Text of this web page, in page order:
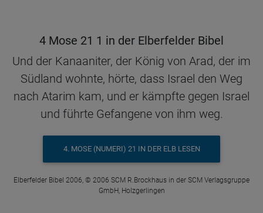
4 Mose 21 1 in der Elberfelder Bibel
Und der Kanaaniter, der König von Arad, der im
Südland wohnte, hörte, dass Israel den Weg
nach Atarim kam, und er kämpfte gegen Israel
und führte Gefangene von ihm weg.
4. MOSE (NUMERI) 21 IN DER ELB LESEN
Elberfelder Bibel 2006, © 2006 SCM R.Brockhaus in der SCM Verlagsgruppe
GmbH, Holzgerlingen